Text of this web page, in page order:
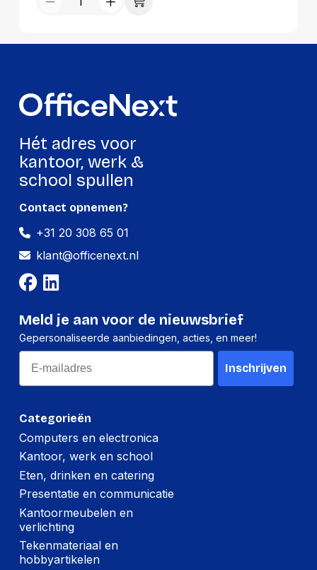
Hét adres voor
kantoor, werk &
school spullen
Categorieën
Computers en electronica
Kantoor, werk en school
Eten, drinken en catering
Presentatie en communicatie
Kantoormeubelen en
verlichting
Tekenmateriaal en
hobbyartikelen
Contact opnemen?
+31 20 308 65 01
klant@officenext.nl
Meld je aan voor de nieuwsbrief
Gepersonaliseerde aanbiedingen, acties, en meer!
Email
Inschrijven